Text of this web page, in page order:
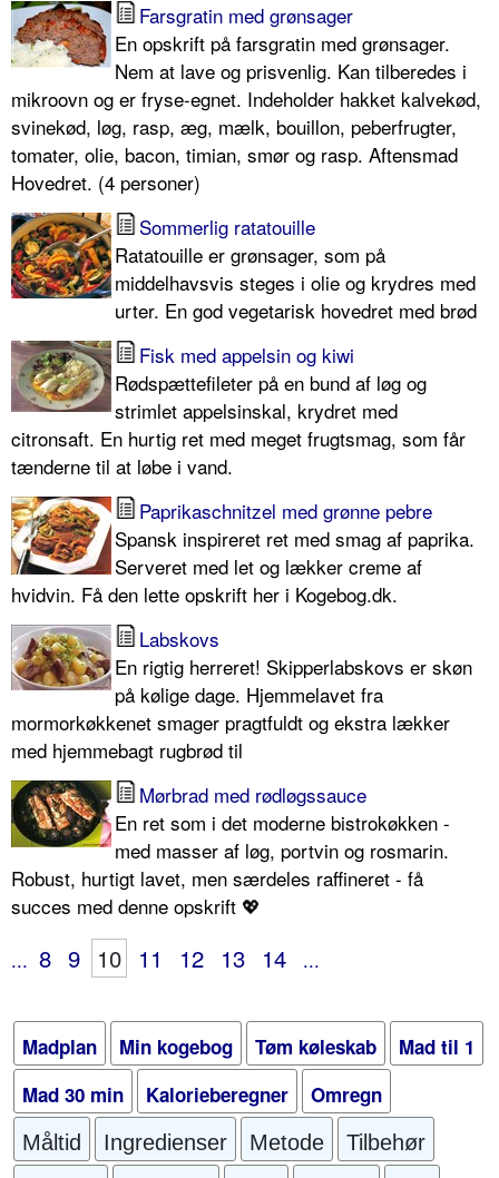
Farsgratin med grønsager
En opskrift på farsgratin med grønsager.
Nem at lave og prisvenlig. Kan tilberedes i
mikroovn og er fryse-egnet. Indeholder hakket kalvekød,
svinekød, løg, rasp, æg, mælk, bouillon, peberfrugter,
tomater, olie, bacon, timian, smør og rasp. Aftensmad
Hovedret. (4 personer)
Sommerlig ratatouille
Ratatouille er grønsager, som på
middelhavsvis steges i olie og krydres med
urter. En god vegetarisk hovedret med brød
Fisk med appelsin og kiwi
Rødspættefileter på en bund af løg og
strimlet appelsinskal, krydret med
citronsaft. En hurtig ret med meget frugtsmag, som får
tænderne til at løbe i vand.
Paprikaschnitzel med grønne pebre
Spansk inspireret ret med smag af paprika.
Serveret med let og lækker creme af
hvidvin. Få den lette opskrift her i Kogebog.dk.
Labskovs
En rigtig herreret! Skipperlabskovs er skøn
på kølige dage. Hjemmelavet fra
mormorkøkkenet smager pragtfuldt og ekstra lækker
med hjemmebagt rugbrød til
Mørbrad med rødløgssauce
En ret som i det moderne bistrokøkken -
med masser af løg, portvin og rosmarin.
Robust, hurtigt lavet, men særdeles raffineret - få
succes med denne opskrift 💖
... 8 9 10 11 12 13 14 ...
Madplan Min kogebog Tøm køleskab
Mad til 1
Mad 30 min
Kalorieberegner Omregn
Måltid Ingredienser Metode Tilbehør